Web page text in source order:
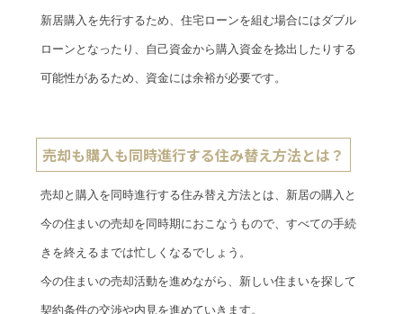
新居購入を先行するため、住宅ローンを組む場合にはダブル
ローンとなったり、自己資金から購入資金を捻出したりする
可能性があるため、資金には余裕が必要です。
売却も購入も同時進行する住み替え方法とは？
売却と購入を同時進行する住み替え方法とは、新居の購入と
今の住まいの売却を同時期におこなうもので、すべての手続
きを終えるまでは忙しくなるでしょう。
今の住まいの売却活動を進めながら、新しい住まいを探して
契約条件の交渉や内見を進めていきます。